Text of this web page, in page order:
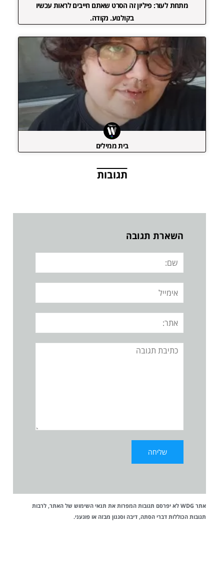
מתחת לעור: פיליון זה הסרט שאתם חייבים לראות עכשיו
בקולנוע. נקודה.
בית ממילים
תגובות
השארת תגובה
שם:
אימייל
אתר:
תגובה
אתר WDG לא יפרסם תגובות המפרות את תנאי השימוש של האתר, לרבות
תגובות הכוללות דברי הסתה, דיבה וסגנון מבזה או פוגעני.